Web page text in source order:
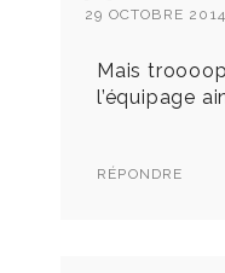
29 OCTOBRE
Mais
l’équipage
RÉPONDRE